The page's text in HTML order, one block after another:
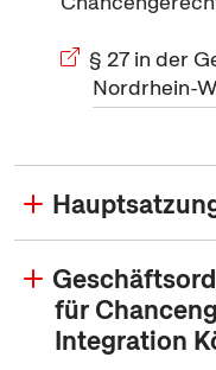
§ 27 in der
Nordrhein-
für
Integration